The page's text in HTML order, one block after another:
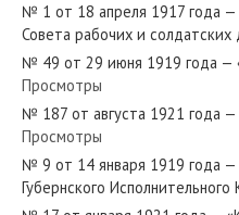
№ 126 от июня 1947 года —
№ 22 от 30 января 1919 года
Губернского
№ 1 от 18 апреля 1917 года —
Совета рабочих и солдатских
№ 49 от 29 июня 1919 года —
Просмотры
№ 187 от августа 1921 года
Просмотры
№ 9 от 14 января 1919 года —
Губернского